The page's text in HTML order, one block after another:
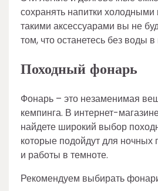
сохранять напитки
такими аксессуарами вы не
том, что останетесь без воды в
Походный фонарь
Фонарь – это незаменимая
кемпинга. В интернет-
найдете широкий выбор
которые подойдут для ночных
и работы в темноте.
Рекомендуем выбирать